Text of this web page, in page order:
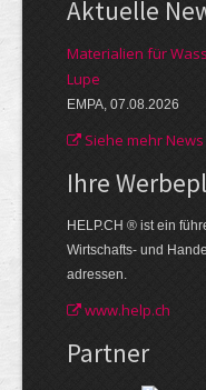
Aktuelle
Materialien für
Lupe
EMPA, 07.08.2026
Siehe mehr News
Ihre
HELP.CH ® ist ein
Wirtschafts- und
adressen.
www.help.ch
Partner